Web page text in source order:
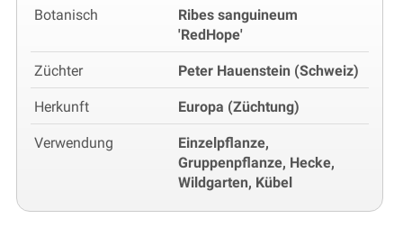
Botanisch
Ribes sanguineum
'RedHope'
Züchter Peter Hauenstein (Schweiz)
Herkunft Europa (Züchtung)
Verwendung
Einzelpflanze,
Gruppenpflanze, Hecke,
Wildgarten, Kübel